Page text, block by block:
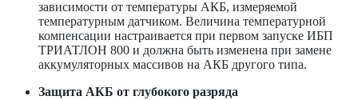
зависимости от температуры АКБ, измеряемой
температурным датчиком. Величина температурной
компенсации настраивается при первом запуске ИБП
ТРИАТЛОН 800 и должна быть изменена при замене
аккумуляторных массивов на АКБ другого типа.
Защита АКБ от глубокого разряда